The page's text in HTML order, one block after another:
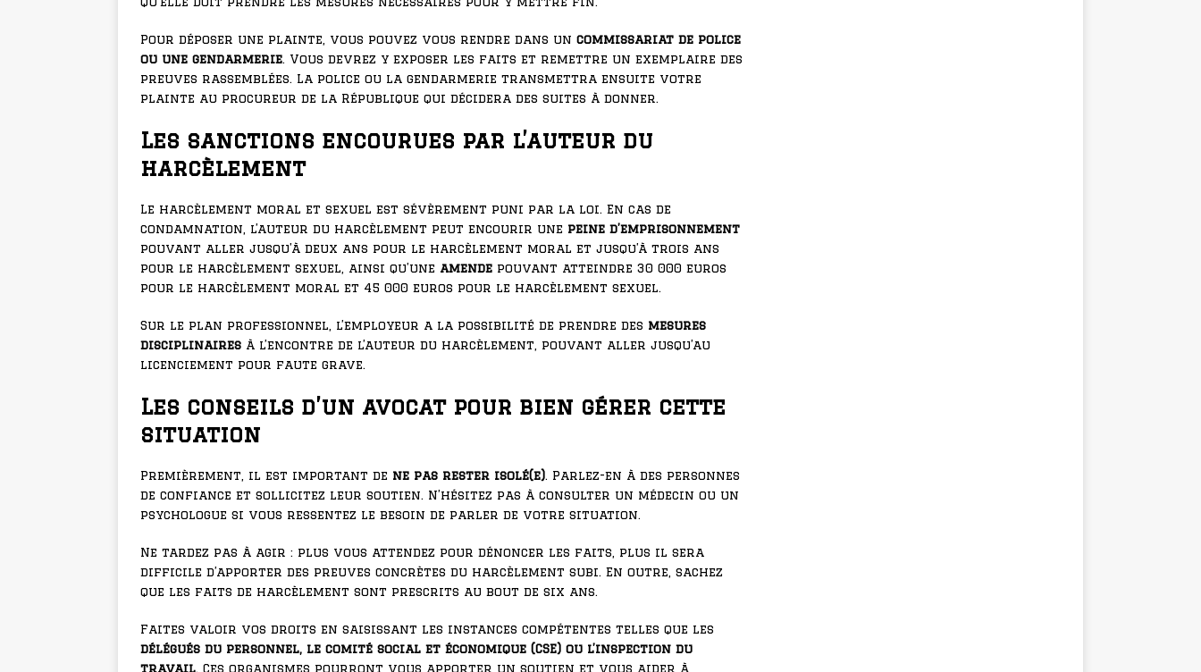
Pour déposer une plainte, vous pouvez vous rendre dans un commissariat de police
ou une gendarmerie. Vous devrez y exposer les faits et remettre un exemplaire des
preuves rassemblées. La police ou la gendarmerie transmettra ensuite votre
plainte au procureur de la République qui décidera des suites à donner.
Les sanctions encourues par l’auteur du
harcèlement
Le harcèlement moral et sexuel est sévèrement puni par la loi. En cas de
condamnation, l’auteur du harcèlement peut encourir une peine d’emprisonnement
pouvant aller jusqu’à deux ans pour le harcèlement moral et jusqu’à trois ans
pour le harcèlement sexuel, ainsi qu’une amende pouvant atteindre 30 000 euros
pour le harcèlement moral et 45 000 euros pour le harcèlement sexuel.
Sur le plan professionnel, l’employeur a la possibilité de prendre des mesures
disciplinaires à l’encontre de l’auteur du harcèlement, pouvant aller jusqu’au
licenciement pour faute grave.
Les conseils d’un avocat pour bien gérer cette
situation
Premièrement, il est important de ne pas rester isolé(e). Parlez-en à des personnes
de confiance et sollicitez leur soutien. N’hésitez pas à consulter un médecin ou un
psychologue si vous ressentez le besoin de parler de votre situation.
Ne tardez pas à agir : plus vous attendez pour dénoncer les faits, plus il sera
difficile d’apporter des preuves concrètes du harcèlement subi. En outre, sachez
que les faits de harcèlement sont prescrits au bout de six ans.
Faites valoir vos droits en saisissant les instances compétentes telles que les
délégués du personnel, le comité social et économique (CSE) ou l’inspection du
travail. Ces organismes pourront vous apporter un soutien et vous aider à